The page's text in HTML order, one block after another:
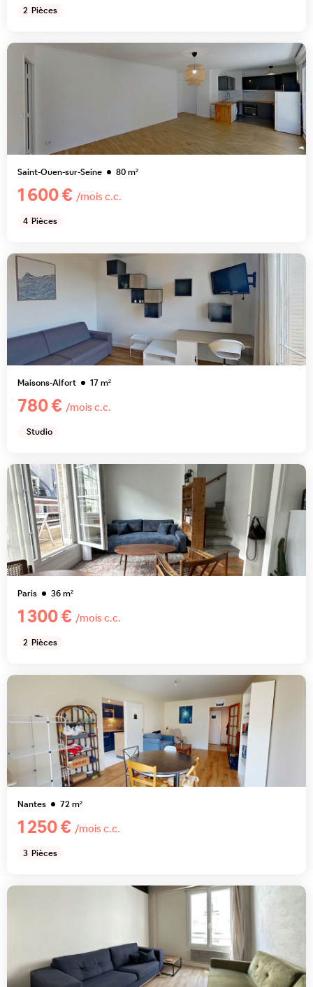
2 Pièces
Saint-Ouen-sur-Seine 80m²
1 600 € /mois c.c.
4 Pièces
Maisons-Alfort 17m²
780 € /mois c.c.
Studio
Paris 36m²
1 300 € /mois c.c.
2 Pièces
Nantes 72m²
1 250 € /mois c.c.
3 Pièces